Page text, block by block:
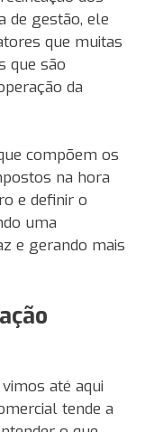
de gestão, ele
que muitas
que são
da
compõem os
na hora
e definir o
uma
e gerando mais
até aqui
tende a